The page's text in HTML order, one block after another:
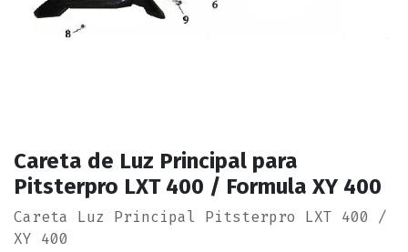
Careta de Luz Principal para
Pitsterpro LXT 400 / Formula XY 400
Careta Luz Principal Pitsterpro LXT 400 /
XY 400